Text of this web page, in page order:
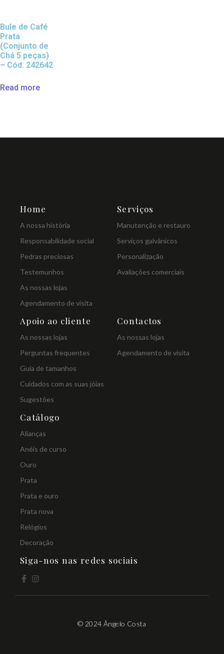
Bule de Café
Prata
(Conjunto de
Chá 5 peças)
– Cód. 242642
Read more
Home
A nossa história
Responsabilidade social
Pedras preciosas
Testemunhos
As nossas lojas
Agendamento de visita
Serviços
Manutenção e restauro
Serviços galvânicos
Personalização
Avaliações comerciais
Apoio ao cliente
As nossas lojas
Perguntas frequentes
Guia de tamanhos
Cuidados com as suas jóias
Sugestões
Contactos
As nossas lojas
Agendamento de visita
Catálogo
Alianças
Anéis de curso
Ouro
Prata
Prata e ouro
Prata nova
Relógios
Decoração
Siga-nos nas redes sociais
© 2024 Ângelo Costa